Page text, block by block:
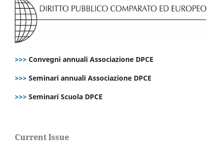
>>> Convegni annuali Associazione DPCE
>>> Seminari annuali Associazione DPCE
>>> Seminari Scuola DPCE
Current Issue